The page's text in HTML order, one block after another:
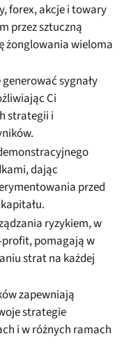
forex, akcje i towary
przez sztuczną
żonglowania wieloma
sygnały
Ci
strategii i
dając
przed
ryzykiem, w
pomagają w
strat na każdej
zapewniają
strategie
i w różnych ramach